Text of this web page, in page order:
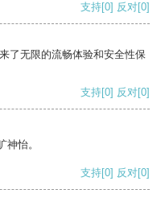
支持[0] 反对[0]
了无限的流畅体验和安全性保
支持[0] 反对[0]
怡。
支持[0] 反对[0]